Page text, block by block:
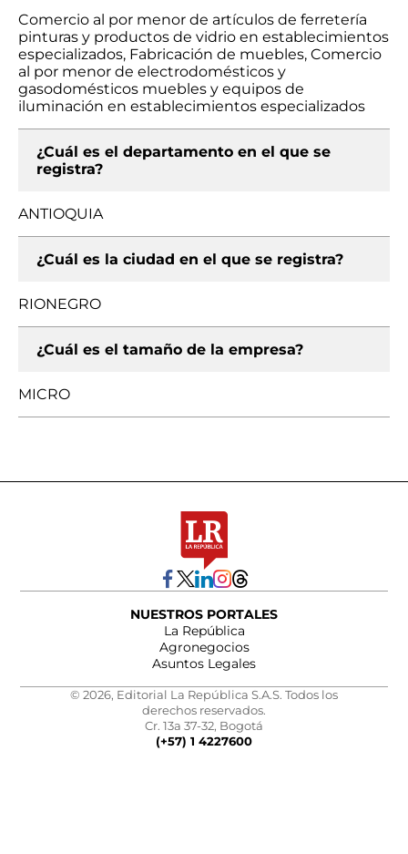
Comercio al por menor de artículos de ferretería
pinturas y productos de vidrio en establecimientos
especializados, Fabricación de muebles, Comercio
al por menor de electrodomésticos y
gasodomésticos muebles y equipos de
iluminación en establecimientos especializados
¿Cuál es el departamento en el que se
registra?
ANTIOQUIA
¿Cuál es la ciudad en el que se registra?
RIONEGRO
¿Cuál es el tamaño de la empresa?
MICRO
NUESTROS PORTALES
La República
Agronegocios
Asuntos Legales
© 2026, Editorial La República S.A.S. Todos los
derechos reservados.
Cr. 13a 37-32, Bogotá
(+57) 1 4227600